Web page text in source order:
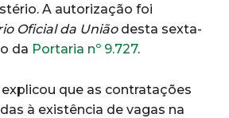
A autorização foi
Oficial da Uniãodesta sexta-
da Portaria nº 9.727.
que as contratações
à existência de vagas na